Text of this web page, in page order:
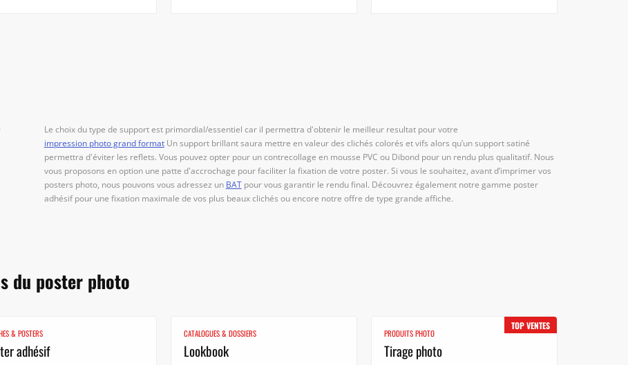
Le choix du type de support est primordial/essentiel car il permettra d'obtenir le meilleur resultat pour votre
impression photo grand formatUn support brillant saura mettre en valeur des clichés colorés et vifs alors qu’un support satiné
permettra d'éviter les reflets. Vous pouvez opter pour un contrecollage en mousse PVC ou Dibond pour un rendu plus qualitatif. Nous
vous proposons en option une patte d'accrochage pour faciliter la fixation de votre poster. Si vous le souhaitez, avant d’imprimer vos
posters photo, nous pouvons vous adressez un BATpour vous garantir le rendu final. Découvrez également notre gamme poster
adhésif pour une fixation maximale de vos plus beaux clichés ou encore notre offre de type grande affiche.
du poster photo
& POSTERS
adhésif
CATALOGUES & DOSSIERS
Lookbook
TOP VENTES
PRODUITS PHOTO
Tirage photo